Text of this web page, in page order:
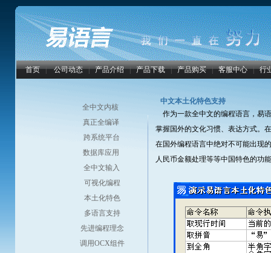
首页 | 公司动态 | 产品介绍 | 产品下载 | 产品购买 | 客服中心 | 行
中文本土化特色支持
作为一款全中文的编程语言，易
掌握国外的文化习惯、表达方式。
在国外编程语言中绝对不可能出现
人民币金额处理等等中国特色的功
全中文内核
真正全编译
跨系统平台
数据库应用
全中文输入
可视化编程
本土化特色
多语言支持
先进编程理念
调用OCX组件